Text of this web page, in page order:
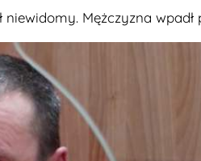
niewidomy. Mężczyzna